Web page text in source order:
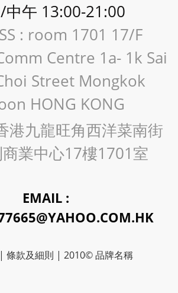
中午 13:00-21:00
: room 1701 17/F
Centre 1a- 1k Sai
Street Mongkok
HONG KONG
港九龍旺角西洋菜南街
業中心17樓1701室
EMAIL :
條款及細則 | 2010© 品牌名稱